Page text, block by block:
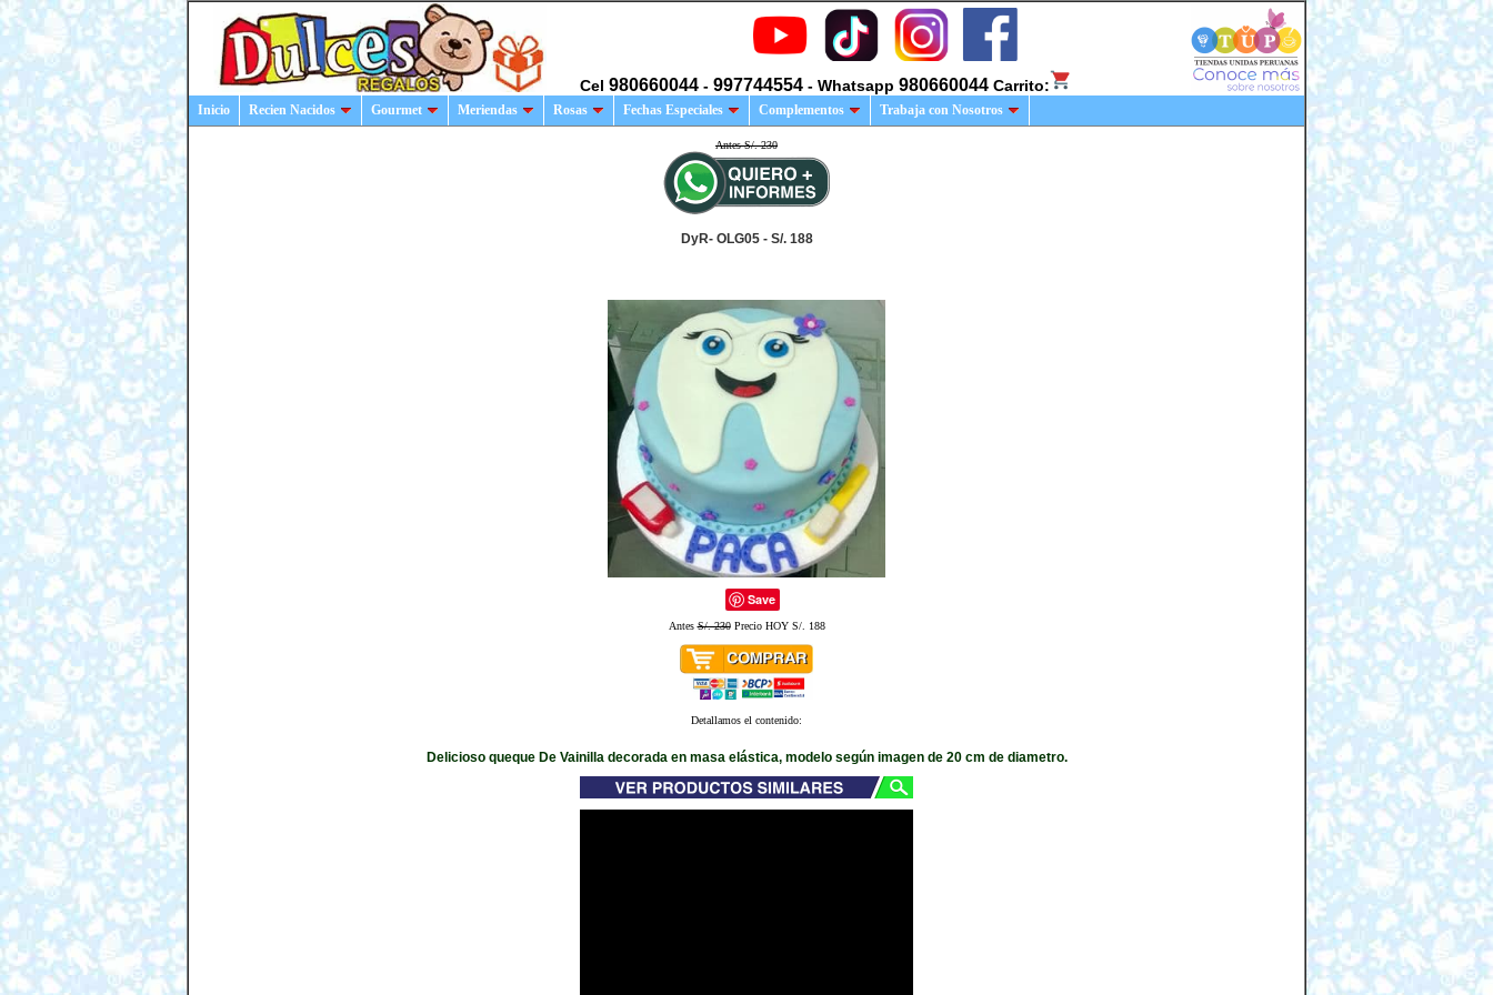
Cel 980660044 - 997744554 - Whatsapp 980660044 Carrito:
Inicio Recien Nacidos Gourmet Meriendas Rosas Fechas Especiales Complementos Trabaja con Nosotros
Antes S/. 230
DyR- OLG05 - S/. 188
Save
AntesS/. 230Precio HOY S/. 188
Detallamos el contenido:
Delicioso queque De Vainilla decorada en masa elástica, modelo según imagen de 20 cm de diametro.